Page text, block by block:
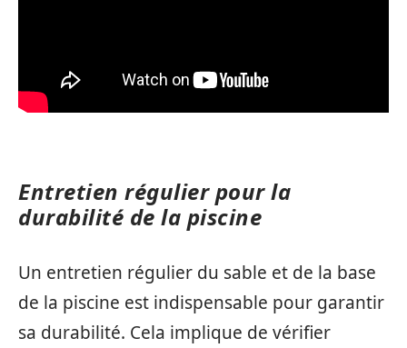
Entretien régulier pour la
durabilité de la piscine
Un entretien régulier du sable et de la base
de la piscine est indispensable pour garantir
sa durabilité. Cela implique de vérifier